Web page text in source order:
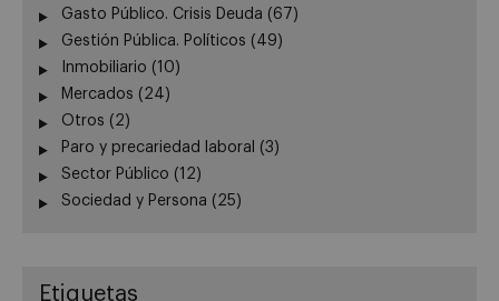
Gasto Público. Crisis Deuda (67)
Gestión Pública. Políticos (49)
Inmobiliario (10)
Mercados (24)
Otros (2)
Paro y precariedad laboral
(3)
Sector Público (12)
Sociedad y Persona (25)
Etiquetas